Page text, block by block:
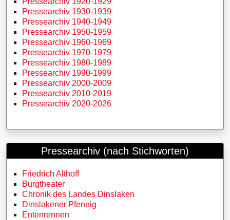
Pressearchiv 1930-1939
Pressearchiv 1940-1949
Pressearchiv 1950-1959
Pressearchiv 1960-1969
Pressearchiv 1970-1979
Pressearchiv 1980-1989
Pressearchiv 1990-1999
Pressearchiv 2000-2009
Pressearchiv 2010-2019
Pressearchiv 2020-2026
Pressearchiv (nach Stichworten)
Friedrich Althoff
Burgtheater
Chronik des Landes Dinslaken
Dinslakener Pfennig
Entenrennen